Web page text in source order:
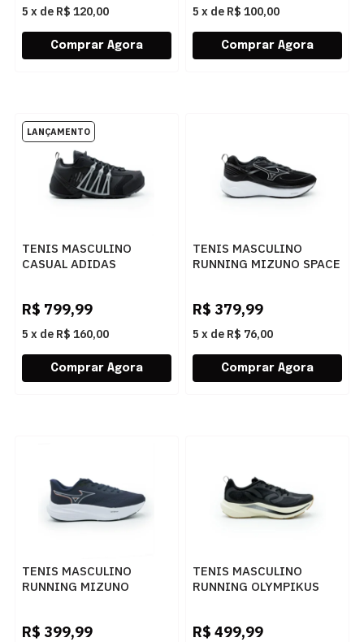
5 x de R$ 120,00 5 x de R$ 100,00
TENIS MASCULINO
CASUAL ADIDAS
R$ 799,99
5 x de R$ 160,00
TENIS MASCULINO
RUNNING MIZUNO SPACE
R$ 379,99
5 x de R$ 76,00
TENIS MASCULINO
RUNNING MIZUNO
R$ 399,99
TENIS MASCULINO
RUNNING OLYMPIKUS
R$ 499,99